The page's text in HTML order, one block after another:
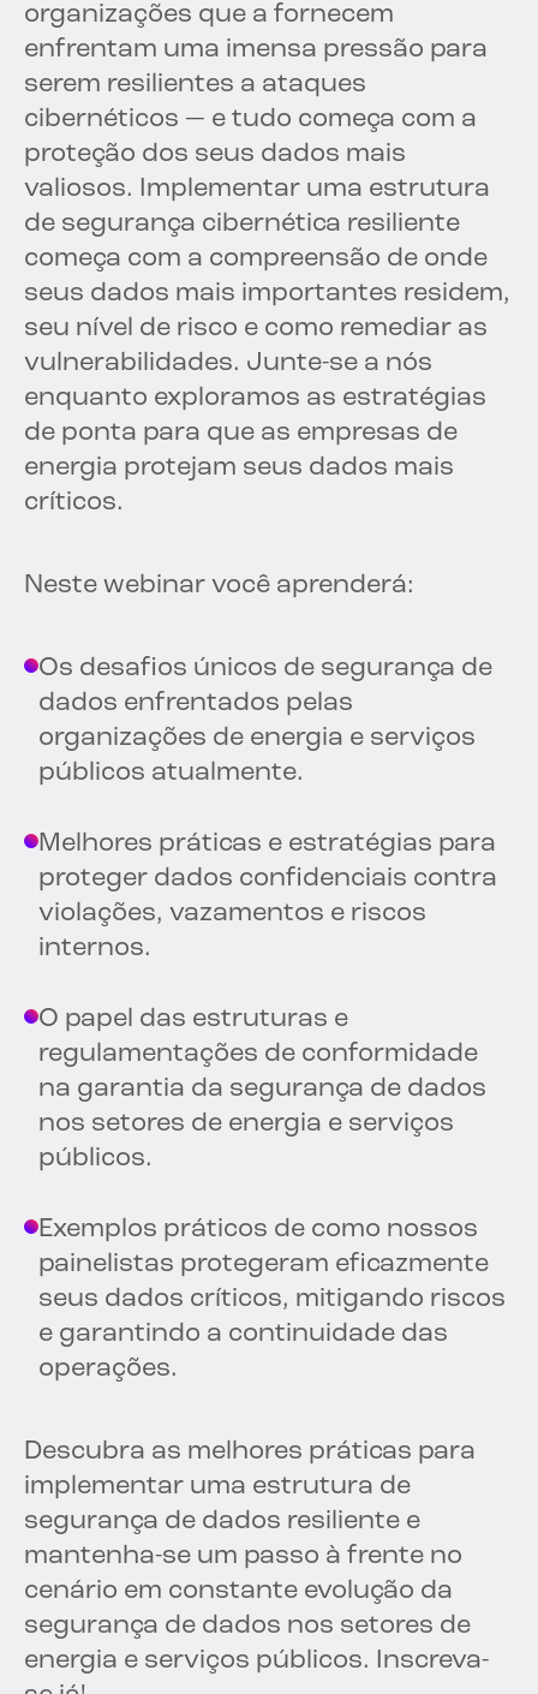
organizações que a fornecem
enfrentam uma imensa pressão para
serem resilientes a ataques
cibernéticos — e tudo começa com a
proteção dos seus dados mais
valiosos. Implementar uma estrutura
de segurança cibernética resiliente
começa com a compreensão de onde
seus dados mais importantes residem,
seu nível de risco e como remediar as
vulnerabilidades. Junte-se a nós
enquanto exploramos as estratégias
de ponta para que as empresas de
energia protejam seus dados mais
críticos.
Neste webinar você aprenderá:
Os desafios únicos de segurança de
dados enfrentados pelas
organizações de energia e serviços
públicos atualmente.
Melhores práticas e estratégias para
proteger dados confidenciais contra
violações, vazamentos e riscos
internos.
O papel das estruturas e
regulamentações de conformidade
na garantia da segurança de dados
nos setores de energia e serviços
públicos.
Exemplos práticos de como nossos
painelistas protegeram eficazmente
seus dados críticos, mitigando riscos
e garantindo a continuidade das
operações.
Descubra as melhores práticas para
implementar uma estrutura de
segurança de dados resiliente e
mantenha-se um passo à frente no
cenário em constante evolução da
segurança de dados nos setores de
energia e serviços públicos. Inscreva-